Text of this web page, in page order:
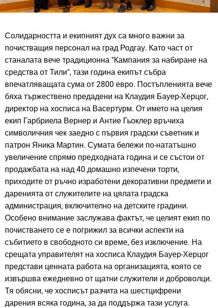
Солидарността и екипният дух са много важни за
почистващия персонал на град Родгау. Като част от
станалата вече традиционна "Кампания за набиране на
средства от Тили", тази година екипът събра
впечатляващата сума от 2800 евро. Постъпленията вече
бяха тържествено предадени на Клаудия Бауер-Херцог,
директор на хосписа на Васертурм. От името на целия
екип Гарбриела Вернер и Антие Гьоклер връчиха
символичния чек заедно с първия градски съветник и
патрон Яника Мартин. Сумата бележи по-нататъшно
увеличение спрямо предходната година и се състои от
продажбата на над 40 домашно изпечени торти,
приходите от ръчно изработени декоративни предмети и
даренията от служителите на цялата градска
администрация, включително на детските градини.
Особено внимание заслужава фактът, че целият екип по
почистването се е погрижил за всички аспекти на
събитието в свободното си време, без изключение. На
срещата управителят на хосписа Клаудия Бауер-Херцог
представи ценната работа на организацията, която се
извършва ежедневно от щатни служители и доброволци.
Тя обясни, че хосписът разчита на шестцифрени
дарения всяка година, за да поддържа тази услуга.